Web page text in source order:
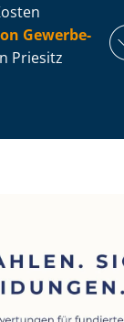
Ge­wer­be­
Priesitz